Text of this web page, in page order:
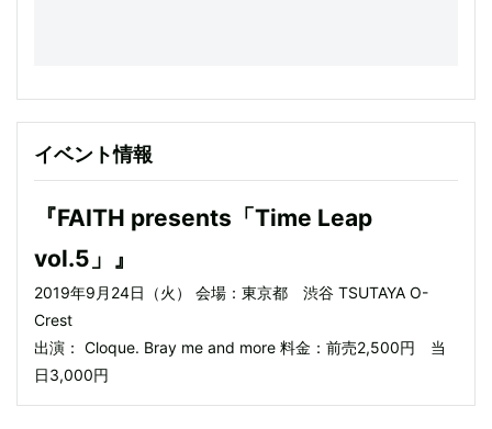
イベント情報
『FAITH presents「Time Leap
vol.5」』
2019年9月24日（火） 会場：東京都 渋谷 TSUTAYA O-
Crest
出演： Cloque. Bray me and more 料金：前売2,500円 当
日3,000円